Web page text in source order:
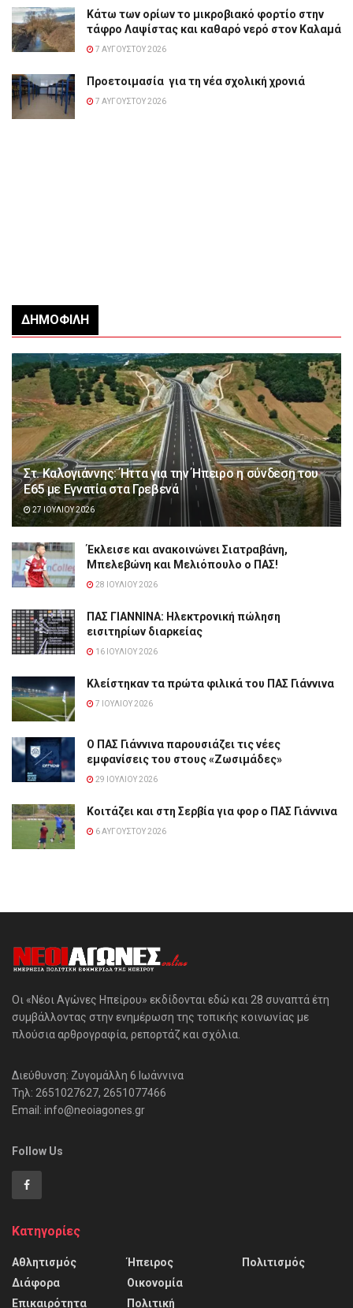
Κάτω των ορίων το μικροβιακό φορτίο στην
τάφρο Λαψίστας και καθαρό νερό στον Καλαμά
7 ΑΥΓΟΎΣΤΟΥ 2026
Προετοιμασία για τη νέα σχολική χρονιά
7 ΑΥΓΟΎΣΤΟΥ 2026
ΔΗΜΟΦΙΛΉ
Στ. Καλογιάννης: Ήττα για την Ήπειρο η σύνδεση του
Ε65 με Εγνατία στα Γρεβενά
27 ΙΟΥΛΊΟΥ 2026
Έκλεισε και ανακοινώνει Σιατραβάνη,
Μπελεβώνη και Μελιόπουλο ο ΠΑΣ!
28 ΙΟΥΛΊΟΥ 2026
ΠΑΣ ΓΙΑΝΝΙΝΑ: Hλεκτρονική πώληση
εισιτηρίων διαρκείας
16 ΙΟΥΛΊΟΥ 2026
Κλείστηκαν τα πρώτα φιλικά του ΠΑΣ Γιάννινα
7 ΙΟΥΛΊΟΥ 2026
Ο ΠΑΣ Γιάννινα παρουσιάζει τις νέες
εμφανίσεις του στους «Ζωσιμάδες»
29 ΙΟΥΛΊΟΥ 2026
Κοιτάζει και στη Σερβία για φορ ο ΠΑΣ Γιάννινα
6 ΑΥΓΟΎΣΤΟΥ 2026
Οι «Νέοι Αγώνες Ηπείρου» εκδίδονται εδώ και 28 συναπτά έτη
συμβάλλοντας στην ενημέρωση της τοπικής κοινωνίας με
πλούσια αρθρογραφία, ρεπορτάζ και σχόλια.
Διεύθυνση: Ζυγομάλλη 6 Ιωάννινα
Τηλ: 2651027627, 2651077466
Email: info@neoiagones.gr
Follow Us
Κατηγορίες
Αθλητισμός
Διάφορα
Επικαιρότητα
Ήπειρος
Οικονομία
Πολιτική
Πολιτισμός